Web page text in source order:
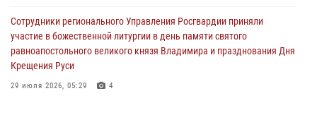
Сотрудники регионального Управления Росгвардии приняли
участие в божественной литургии в день памяти святого
равноапостольного великого князя Владимира и празднования Дня
Крещения Руси
29 июля 2026, 05:29 4